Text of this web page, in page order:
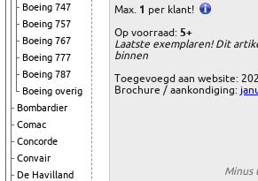
Boeing 747
Boeing 757
Boeing 767
Boeing 777
Boeing 787
Boeing overig
Bombardier
Comac
Concorde
Convair
De Havilland
Max. 1 per klant!
Op voorraad: 5+
Laatste exemplaren! Dit
binnen
Toegevoegd aan website:
Brochure / aankondiging:
Minus